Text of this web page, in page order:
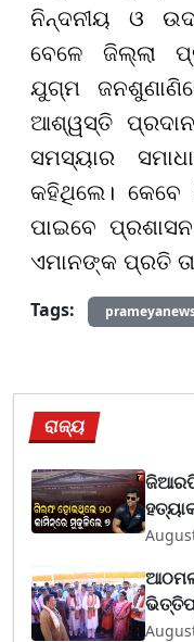
ନିନ୍ଦନୀୟ ଓ
ବେଳେ ଜିଲ୍ଲା
ଯୁଗ୍ମ
ଆଶ୍ୱସ୍ତି
ସମସ୍ୟାର
କହିଥିଲେ। କେବେ
ପାଇବେ
ଏମାନଙ୍କ ପ୍ରତି
Tags:
ରାଜ୍ୟ